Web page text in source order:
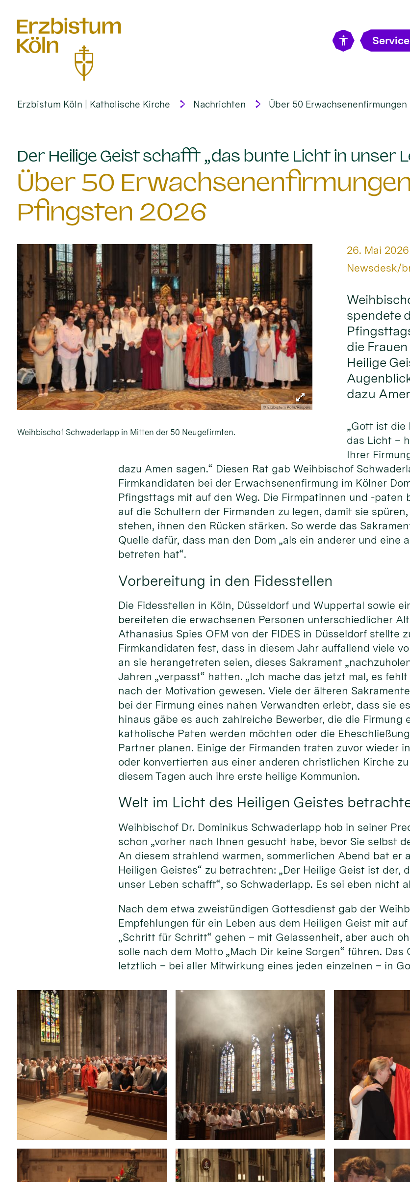
Service
Erzbistum Köln | Katholische Kirche Nachrichten Über 50
Der Heilige Geist schafft „das bunte Licht in unser
Über 50
Pfingsten 2026
© Erzbistum Köln/Raspels
Weihbischof Schwaderlapp in Mitten der 50 Neugefirmten.
Datum:
26. Mai 2026
Von:
Newsdesk/
spendete
die
Heilige
dazu
„Gott ist die
das Licht –
Ihrer
dazu Amen sagen.“ Diesen Rat gab Weihbischof
Firmkandidaten bei der Erwachsenenfirmung im Kölner
Pfingsttags mit auf den Weg. Die Firmpatinnen und -paten
auf die Schultern der Firmanden zu legen, damit sie
stehen, ihnen den Rücken stärken. So werde das
Quelle dafür, dass man den Dom „als ein anderer und eine
betreten hat“.
Vorbereitung in den Fidesstellen
Die Fidesstellen in Köln, Düsseldorf und Wuppertal sowie
bereiteten die erwachsenen Personen unterschiedlicher
Athanasius Spies OFM von der FIDES in Düsseldorf stellte
Firmkandidaten fest, dass in diesem Jahr auffallend viele
an sie herangetreten seien, dieses Sakrament
Jahren „verpasst“ hatten. „Ich mache das jetzt mal, es
nach der Motivation gewesen. Viele der älteren
bei der Firmung eines nahen Verwandten erlebt, dass sie
hinaus gäbe es auch zahlreiche Bewerber, die die Firmung
katholische Paten werden möchten oder die
Partner planen. Einige der Firmanden traten zuvor wieder
oder konvertierten aus einer anderen christlichen Kirche
diesem Tagen auch ihre erste heilige Kommunion.
Welt im Licht des Heiligen Geistes
Weihbischof Dr. Dominikus Schwaderlapp hob in seiner
schon „vorher nach Ihnen gesucht habe, bevor Sie selbst
An diesem strahlend warmen, sommerlichen Abend bat er
Heiligen Geistes“ zu betrachten: „Der Heilige Geist ist der,
unser Leben schafft“, so Schwaderlapp. Es sei eben nicht
Nach dem etwa zweistündigen Gottesdienst gab der
Empfehlungen für ein Leben aus dem Heiligen Geist mit
„Schritt für Schritt“ gehen – mit Gelassenheit, aber auch
solle nach dem Motto „Mach Dir keine Sorgen“ führen.
letztlich – bei aller Mitwirkung eines jeden einzelnen – in